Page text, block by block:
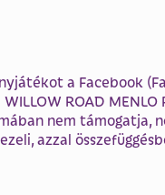
a Facebook
ROAD MENLO
nem támogatja,
azzal